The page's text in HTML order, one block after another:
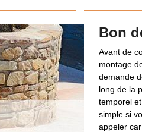
Bon
Avant de
montage
demande
long de la
temporel
simple si
appeler